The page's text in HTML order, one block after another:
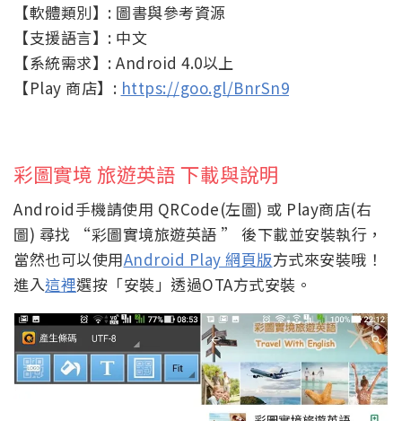
【軟體類別】: 圖書與參考資源
【支援語言】: 中文
【系統需求】: Android 4.0以上
【Play 商店】: https://goo.gl/BnrSn9
彩圖實境 旅遊英語 下載與說明
Android手機請使用 QRCode(左圖) 或 Play商店(右
圖) 尋找 “彩圖實境旅遊英語 ” 後下載並安裝執行，
當然也可以使用Android Play 網頁版方式來安裝哦！
進入這裡選按「安裝」透過OTA方式安裝。